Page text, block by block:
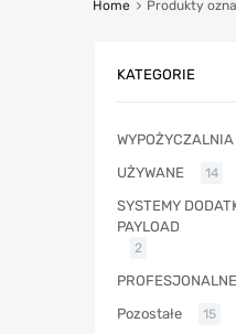
Home Produkty
KATEGORIE
WYPOŻYCZALNIA
UŻYWANE 14
SYSTEMY
PAYLOAD
2
PROFESJONALNE
Pozostałe 15